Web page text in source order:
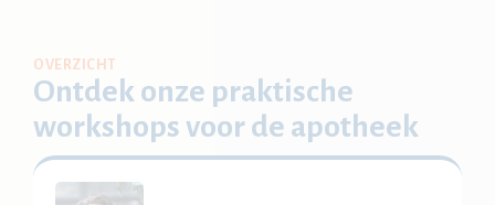
OVERZICHT
Ontdek onze praktische
workshops voor de apotheek